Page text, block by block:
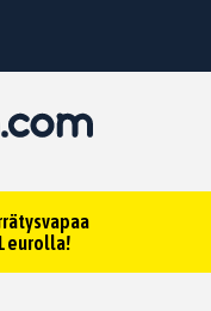
eurolla!